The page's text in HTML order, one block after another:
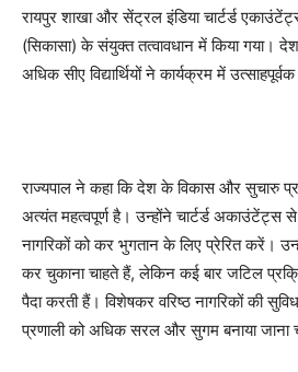
रायपुर शाखा और सेंट्रल इंडिया चार्टर्ड
(सिकासा) के संयुक्त तत्वावधान में किया गया।
अधिक सीए विद्यार्थियों ने कार्यक्रम में
राज्यपाल ने कहा कि देश के विकास और सुचारु
अत्यंत महत्वपूर्ण है। उन्होंने चार्टर्ड अकाउंटेंट्स
नागरिकों को कर भुगतान के लिए प्रेरित करें।
कर चुकाना चाहते हैं, लेकिन कई बार जटिल
पैदा करती हैं। विशेषकर वरिष्ठ नागरिकों की
प्रणाली को अधिक सरल और सुगम बनाया जाना